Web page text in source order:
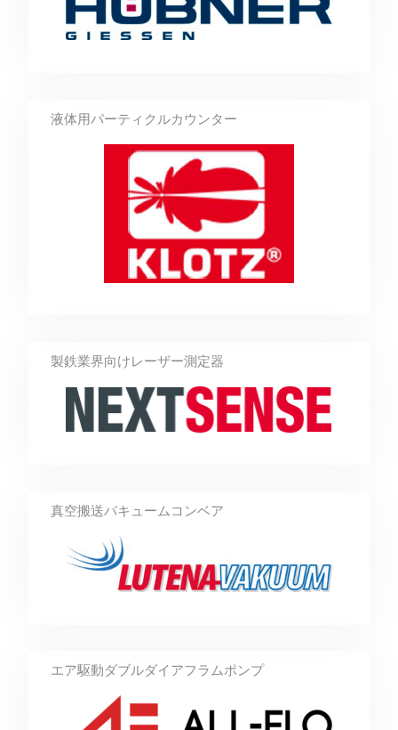
液体用パーティクルカウンター
製鉄業界向けレーザー測定器
真空搬送バキュームコンベア
エア駆動ダブルダイアフラムポンプ